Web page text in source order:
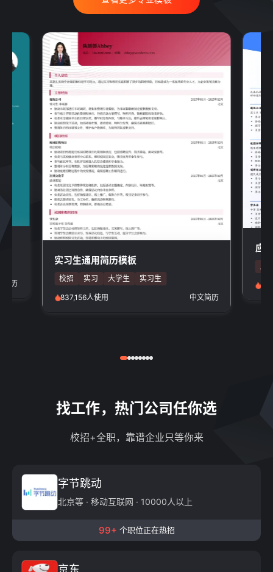
简历
实习生通用简历模板
校招 实习 大学生 实习生
837,156人使用 中文简历
应
应
找工作，热门公司任你选
校招+全职，靠谱企业只等你来
字节跳动
北京等 · 移动互联网 · 10000人以上
99+ 个职位正在热招
京东